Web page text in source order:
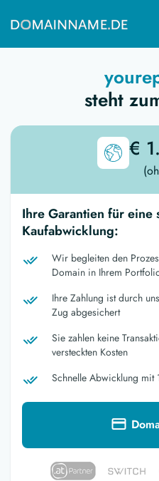
steht
€
Ihre Garantien für eine
Kaufabwicklung:
Wir begleiten den
Domain in Ihrem
Ihre Zahlung ist durch
Zug abgesichert
Sie zahlen keine
versteckten Kosten
Schnelle Abwicklung mit